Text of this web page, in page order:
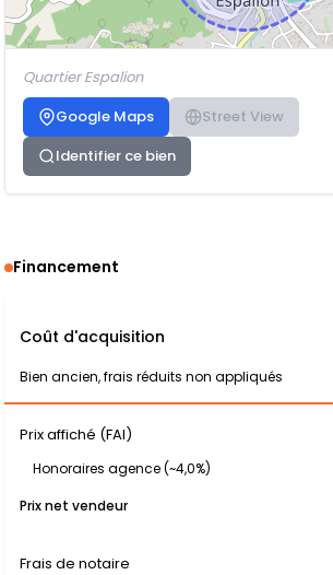
Quartier Espalion
Google Maps
Street View
Identifier ce bien
Financement
Coût d'acquisition
Bien ancien, frais réduits non appliqués
Prix affiché (FAI)
Honoraires agence (~4,0%)
Prix net vendeur
Frais de notaire